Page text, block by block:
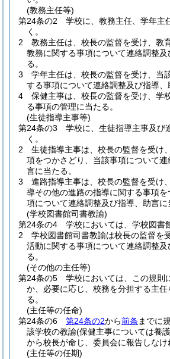
(教務主任等)
第24条の2
学校に、教務主任、学年主
く。
2
教務主任は、校長の監督を受け、教
教務に関する事項について連絡調整
る。
3
学年主任は、校長の監督を受け、当
する事項について連絡調整及び指導、
4
保健主事は、校長の監督を受け、学
る事項の管理に当たる。
(生徒指導主事等)
第24条の3
学校に、生徒指導主事及び
く。
2
生徒指導主事は、校長の監督を受け
項をつかさどり、当該事項について
言に当たる。
3
進路指導主事は、校長の監督を受け
導その他の進路の指導に関する事項
項について連絡調整及び指導、助言に
(学校図書館司書教諭)
第24条の4
学校においては、学校図書
2
学校図書館司書教諭は校長の監督を
活動に関する事項について連絡調整
る。
(その他の主任等)
第24条の5
学校においては、この規則
か、必要に応じ、校務を分担する主任
る。
(主任等の任命)
第24条の6
第24条の2から前条 までに
該学校の教諭(保健主事については養
から校長が命じ、委員会に報告しなけ
(主任等の任期)